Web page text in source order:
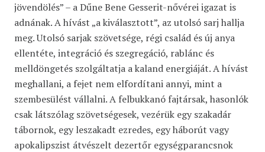
jövendölés” – a Dűne Bene Gesserit-nővérei igazat is
adnának. A hívást „a kiválasztott”, az utolsó sarj hallja
meg. Utolsó sarjak szövetsége, régi család és új anya
ellentéte, integráció és szegregáció, rablánc és
melldöngetés szolgáltatja a kaland energiáját. A hívást
meghallani, a fejet nem elfordítani annyi, mint a
szembesülést vállalni. A felbukkanó fajtársak, hasonlók
csak látszólag szövetségesek, vezérük egy szakadár
tábornok, egy leszakadt ezredes, egy háborút vagy
apokalipszist átvészelt dezertőr egységparancsnok